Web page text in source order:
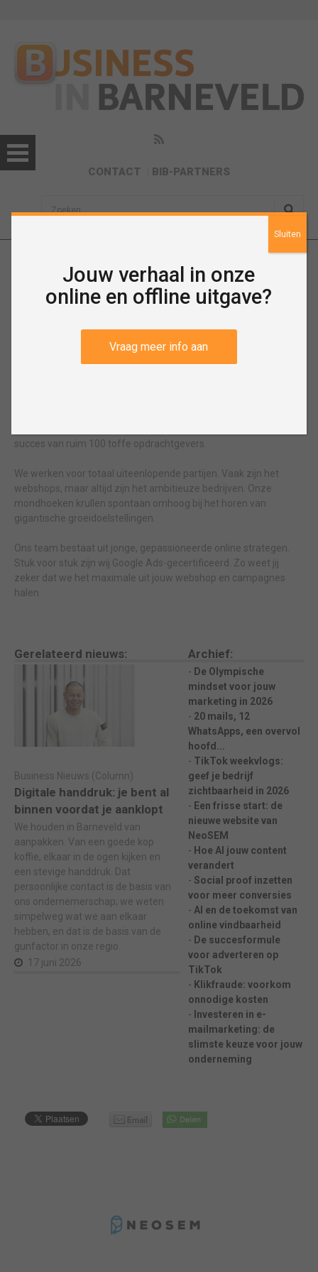
CONTACT BIB-PARTNERS
sisea.search
Neosem
https://www.neosem.nl/
commerce en webshops. Wij worden blij van het succesvol
maken van webshops. Dat doen we door meer traffic te
succes van ruim 100 toffe opdrachtgevers.
We werken voor totaal uiteenlopende partijen. Vaak zijn het
webshops, maar altijd zijn het ambitieuze bedrijven. Onze
mondhoeken krullen spontaan omhoog bij het horen van
gigantische groeidoelstellingen.
Ons team bestaat uit jonge, gepassioneerde online strategen.
Stuk voor stuk zijn wij Google Ads-gecertificeerd. Zo weet jij
zeker dat we het maximale uit jouw webshop en campagnes
halen.
Archief:
De Olympische
mindset voor jouw
marketing in 2026
20 mails, 12
WhatsApps, een overvol
hoofd...
TikTok weekvlogs:
geef je bedrijf
zichtbaarheid in 2026
Een frisse start: de
nieuwe website van
NeoSEM
Hoe AI jouw content
verandert
Social proof inzetten
voor meer conversies
AI en de toekomst van
online vindbaarheid
De succesformule
voor adverteren op
TikTok
Klikfraude: voorkom
onnodige kosten
Investeren in e-
mailmarketing: de
slimste keuze voor jouw
onderneming
Gerelateerd nieuws:
Business Nieuws (Column)
Digitale handdruk: je bent al
binnen voordat je aanklopt
We houden in Barneveld van
aanpakken. Van een goede kop
koffie, elkaar in de ogen kijken en
een stevige handdruk. Dat
persoonlijke contact is de basis van
ons ondernemerschap; we weten
simpelweg wat we aan elkaar
hebben, en dat is de basis van de
gunfactor in onze regio.
17 juni 2026
Jouw verhaal in onze
online en offline uitgave?
Vraag meer info aan
Sluiten